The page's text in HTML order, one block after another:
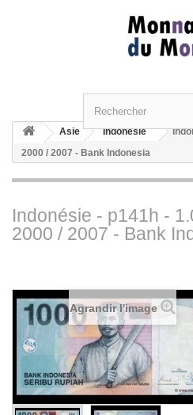
Asie Indonésie
2000 / 2007 - Bank Indonesia
Indonésie - p141h -
2000 / 2007 - Bank
Agrandir l'image